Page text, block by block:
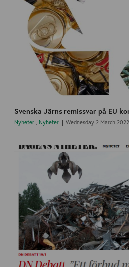
Nyheter Nyheter Wednesday 2 March 2022